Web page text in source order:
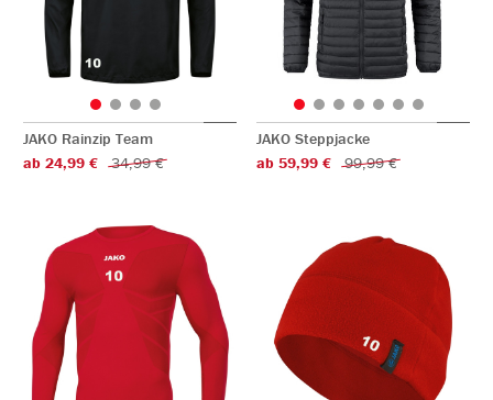
JAKO Rainzip Team
ab 24,99 €
34,99 €
JAKO Steppjacke
ab 59,99 €
99,99 €